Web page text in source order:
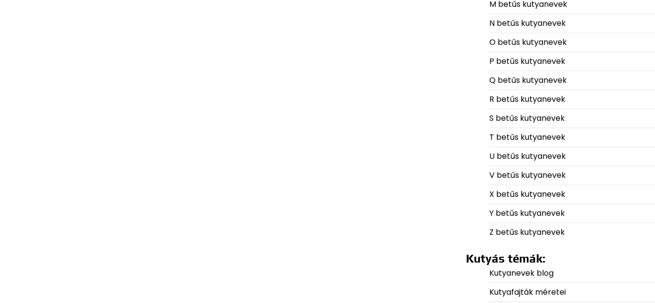
M betűs kutyanevek
N betűs kutyanevek
O betűs kutyanevek
P betűs kutyanevek
Q betűs kutyanevek
R betűs kutyanevek
S betűs kutyanevek
T betűs kutyanevek
U betűs kutyanevek
V betűs kutyanevek
X betűs kutyanevek
Y betűs kutyanevek
Z betűs kutyanevek
Kutyás témák:
Kutyanevek blog
Kutyafajták méretei